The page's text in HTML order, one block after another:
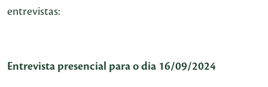
entrevistas:
Entrevista presencial para o dia 16/09/2024